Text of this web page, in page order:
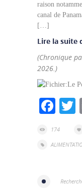
raison
canal de
[…]
Lire la suite
(Chronique
2026.)
174